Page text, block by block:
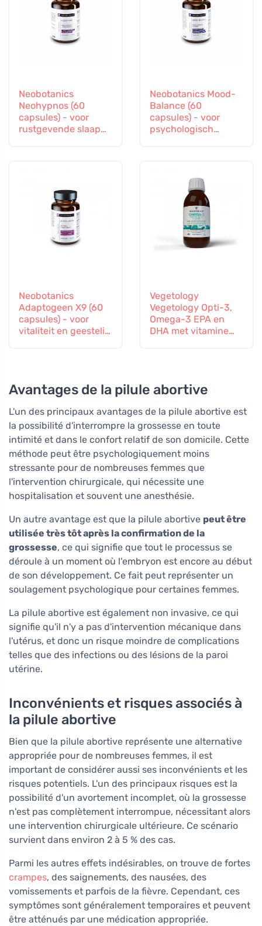
Neobotanics
Neohypnos (60
capsules) - voor
rustgevende slaap
Neobotanics Mood-
Balance (60
capsules) - voor
psychologisch
Neobotanics
Adaptogeen X9 (60
capsules) - voor
vitaliteit en geestelijk
Vegetology
Vegetology Opti-3,
Omega-3 EPA en
DHA met vitamine
Avantages de la pilule abortive
L'un des principaux avantages de la pilule abortive est
la possibilité d'interrompre la grossesse en toute
intimité et dans le confort relatif de son domicile. Cette
méthode peut être psychologiquement moins
stressante pour de nombreuses femmes que
l'intervention chirurgicale, qui nécessite une
hospitalisation et souvent une anesthésie.
Un autre avantage est que la pilule abortive peut être
utilisée très tôt après la confirmation de la
grossesse, ce qui signifie que tout le processus se
déroule à un moment où l'embryon est encore au début
de son développement. Ce fait peut représenter un
soulagement psychologique pour certaines femmes.
La pilule abortive est également non invasive, ce qui
signifie qu'il n'y a pas d'intervention mécanique dans
l'utérus, et donc un risque moindre de complications
telles que des infections ou des lésions de la paroi
utérine.
Inconvénients et risques associés à
la pilule abortive
Bien que la pilule abortive représente une alternative
appropriée pour de nombreuses femmes, il est
important de considérer aussi ses inconvénients et les
risques potentiels. L'un des principaux risques est la
possibilité d'un avortement incomplet, où la grossesse
n'est pas complètement interrompue, nécessitant alors
une intervention chirurgicale ultérieure. Ce scénario
survient dans environ 2 à 5 % des cas.
Parmi les autres effets indésirables, on trouve de fortes
crampes, des saignements, des nausées, des
vomissements et parfois de la fièvre. Cependant, ces
symptômes sont généralement temporaires et peuvent
être atténués par une médication appropriée.